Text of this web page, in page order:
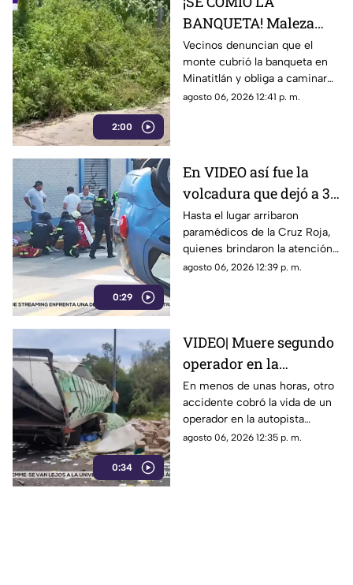
2:00
BANQUETA! Maleza
invade calles y pone en
riesgo a peatones en
Minatitlán
Vecinos denuncian que el
monte cubrió la banqueta en
Minatitlán y obliga a caminar
sobre las calles, mientras
agosto 06, 2026 12:41 p. m.
0:29
En VIDEO así fue la
volcadura que dejó a 3
personas lesionadas en
Córdoba
Hasta el lugar arribaron
paramédicos de la Cruz Roja,
quienes brindaron la atención
necesaria para las tres
agosto 06, 2026 12:39 p. m.
0:34
VIDEO| Muere segundo
operador en la
autopista Puebla -
Veracruz tras brutal
impacto
En menos de unas horas, otro
accidente cobró la vida de un
operador en la autopista
Puebla - Veracruz, provocando
agosto 06, 2026 12:35 p. m.